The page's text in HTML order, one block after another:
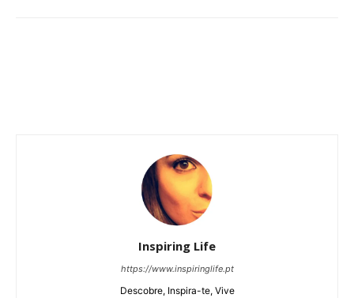
Inspiring Life
https://www.inspiringlife.pt
Descobre, Inspira-te, Vive